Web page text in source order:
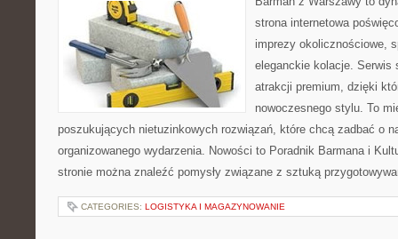
strona internetowa
imprezy okolicznościowe,
eleganckie kolacje. Serwis
atrakcji premium, dzięki
nowoczesnego stylu. To
poszukujących nietuzinkowych rozwiązań, które chcą zadbać o
organizowanego wydarzenia. Nowości to Poradnik Barmana i
stronie można znaleźć pomysły związane z sztuką
CATEGORIES: LOGISTYKA I MAGAZYNOWANIE